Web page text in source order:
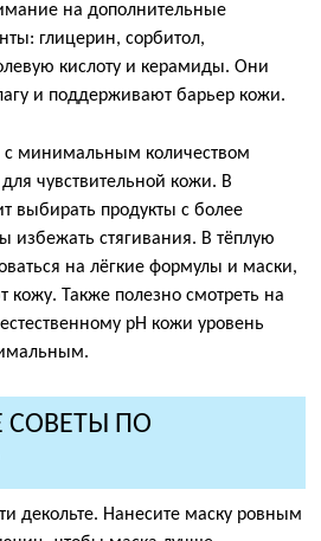
на дополнительные
глицерин, сорбитол,
кислоту и керамиды. Они
и поддерживают барьер кожи.
минимальным количеством
чувствительной кожи. В
выбирать продукты с более
избежать стягивания. В тёплую
на лёгкие формулы и маски,
кожу. Также полезно смотреть на
pH кожи уровень
СОВЕТЫ ПО
декольте. Нанесите маску ровным